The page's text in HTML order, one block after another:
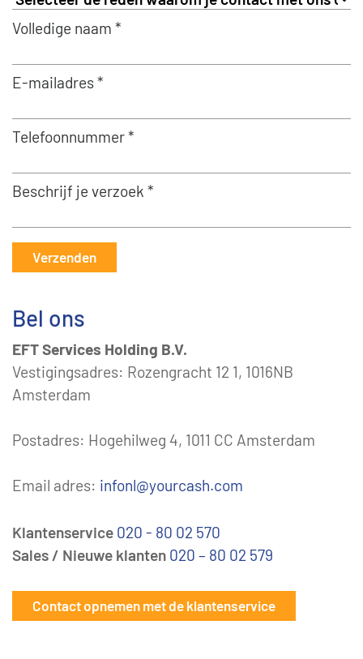
Volledige naam *
E-mailadres *
Telefoonnummer *
Beschrijf je verzoek *
Verzenden
Bel ons
EFT Services Holding B.V.
Vestigingsadres: Rozengracht 12 1, 1016NB
Amsterdam
Postadres: Hogehilweg 4, 1011 CC Amsterdam
Email adres: infonl@yourcash.com
Klantenservice 020 - 80 02 570
Sales / Nieuwe klanten 020 – 80 02 579
Contact opnemen met de klantenservice